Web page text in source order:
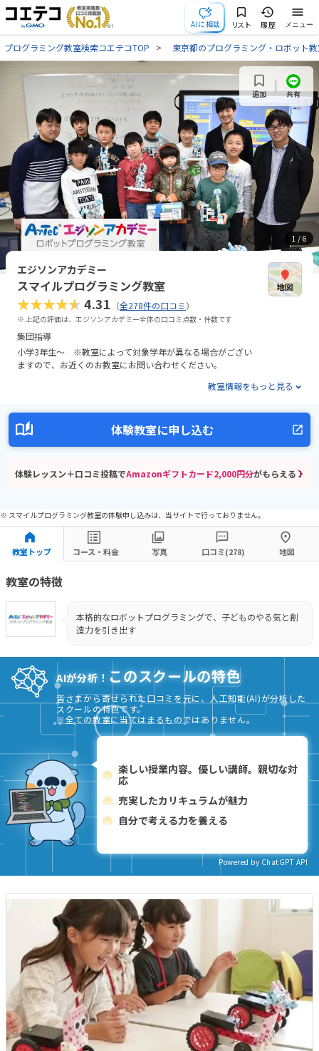
AIに相談 リスト 履歴 メニュー
プログラミング教室検索コエテコTOP 東京都のプログラミング・ロボット
1 / 6
追加 共有
エジソンアカデミー
スマイルプログラミング教室
★★★★★4.31 （全278件の口コミ）
※ 上記の評価は、エジソンアカデミー全体の口コミ点数・件数です
集団指導
小学3年生～ ※教室によって対象学年が異なる場合がござい
ますので、お近くのお教室にお問い合わせください。
教室情報をもっと見る
体験教室に申し込む
体験レッスン＋口コミ投稿でAmazonギフトカード2,000円分がもらえる！
※ スマイルプログラミング教室の体験申し込みは、当サイトで行っておりません。
教室トップ コース・料金 写真 口コミ(278) 地図
教室の特徴
本格的なロボットプログラミングで、子どものやる気と創
造力を引き出す
AIが分析！ このスクールの特色
皆さまから寄せられた口コミを元に、人工知能(AI)が分析した
スクールの特色です。
※全ての教室に当てはまるものではありません。
楽しい授業内容。優しい講師。親切な対
応
充実したカリキュラムが魅力
自分で考える力を養える
Powered by ChatGPT API